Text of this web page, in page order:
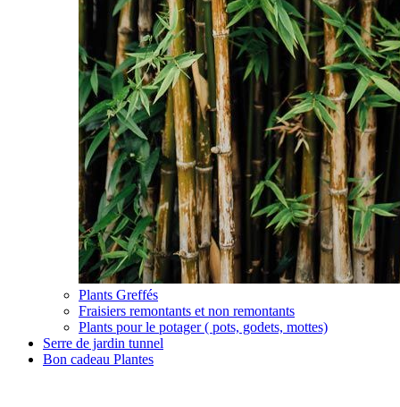
Plants Greffés
Fraisiers remontants et non remontants
Plants pour le potager ( pots, godets, mottes)
Serre de jardin tunnel
Bon cadeau Plantes